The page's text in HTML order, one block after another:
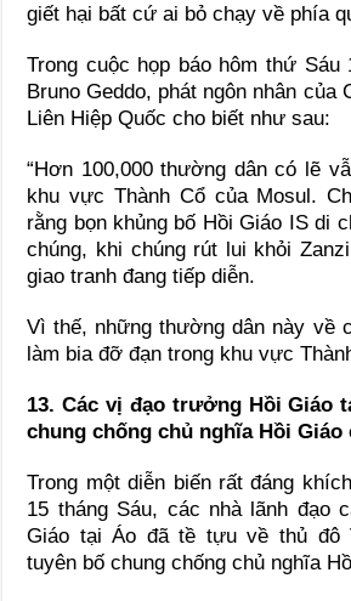
giết hại bất cứ ai bỏ chạy về phía
Trong cuộc họp báo hôm thứ Sáu
Bruno Geddo, phát ngôn nhân của
Liên Hiệp Quốc cho biết như sau:
“Hơn 100,000 thường dân có lẽ
khu vực Thành Cổ của Mosul.
rằng bọn khủng bố Hồi Giáo IS di
chúng, khi chúng rút lui khỏi
giao tranh đang tiếp diễn.
Vì thế, những thường dân này về
làm bia đỡ đạn trong khu vực
13. Các vị đạo trưởng Hồi Giáo
chung chống chủ nghĩa Hồi Giáo
Trong một diễn biến rất đáng
15 tháng Sáu, các nhà lãnh đạo
Giáo tại Áo đã tề tựu về thủ đô
tuyên bố chung chống chủ nghĩa